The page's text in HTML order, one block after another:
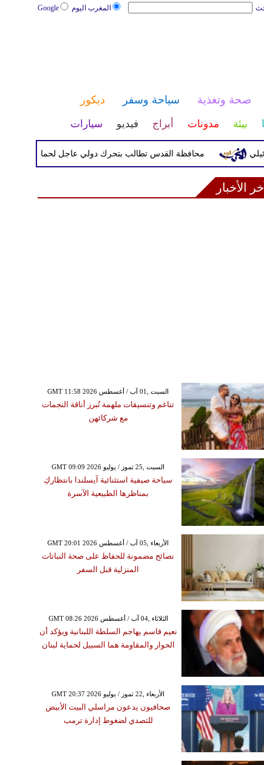
المغرب اليوم Google
صحة وتغذية سياحة وسفر ديكور
بيئة مدونات أبراج فيديو سيارات
محافظة القدس تطالب بتحرك دولي عاجل لحماية المخيمات
آخر الأخبار
GMT 11:58 2026 السبت ,01 آب / أغسطس
تناغم وتنسيقات ملهمة تُبرز أناقة النجمات
مع شركائهن
GMT 09:09 2026 السبت ,25 تموز / يوليو
سياحة صيفية استثنائية آيسلندا بانتظاركِ
بمناظرها الطبيعية الآسرة
GMT 20:01 2026 الأربعاء ,05 آب / أغسطس
نصائح مضمونة للحفاظ على صحة النباتات
المنزلية قبل السفر
GMT 08:26 2026 الثلاثاء ,04 آب / أغسطس
نعيم قاسم يهاجم السلطة اللبنانية ويؤكد أن
الحوار والمقاومة هما السبيل لحماية لبنان
GMT 20:37 2026 الأربعاء ,22 تموز / يوليو
صحافيون يدعون مراسلي البيت الأبيض
للتصدي لضغوط إدارة ترمب